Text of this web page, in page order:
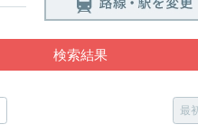
検索結果
最